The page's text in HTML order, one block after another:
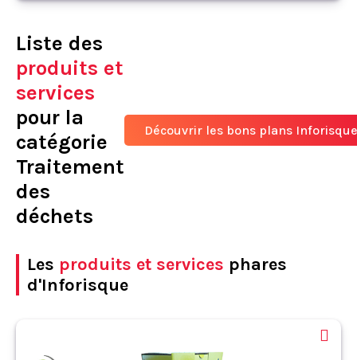
Liste des
produits et
services
pour la
catégorie
Traitement
des
déchets
Découvrir les bons plans Inforisque
Les produits et services phares
d'Inforisque